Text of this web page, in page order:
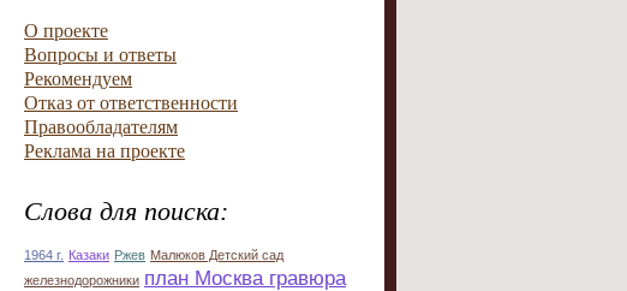
О проекте
Вопросы и ответы
Рекомендуем
Отказ от ответственности
Правообладателям
Реклама на проекте
Слова для поиска:
1964 г. Казаки Ржев Малюков Детский сад
железнодорожники план Москва гравюра